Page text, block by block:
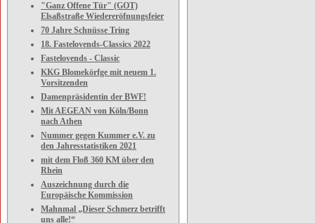
"Ganz Offene Tür" (GOT)
Elsaßstraße Wiedereröfnungsfeier
70 Jahre Schnüsse Tring
18. Fastelovends-Classics 2022
Fastelovends - Classic
KKG Blomekörfge mit neuem 1.
Vorsitzenden
Damenpräsidentin der BWF!
Mit AEGEAN von Köln/Bonn
nach Athen
Nummer gegen Kummer e.V. zu
den Jahresstatistiken 2021
mit dem Floß 360 KM über den
Rhein
Auszeichnung durch die
Europäische Kommission
Mahnmal „Dieser Schmerz betrifft
uns alle!“